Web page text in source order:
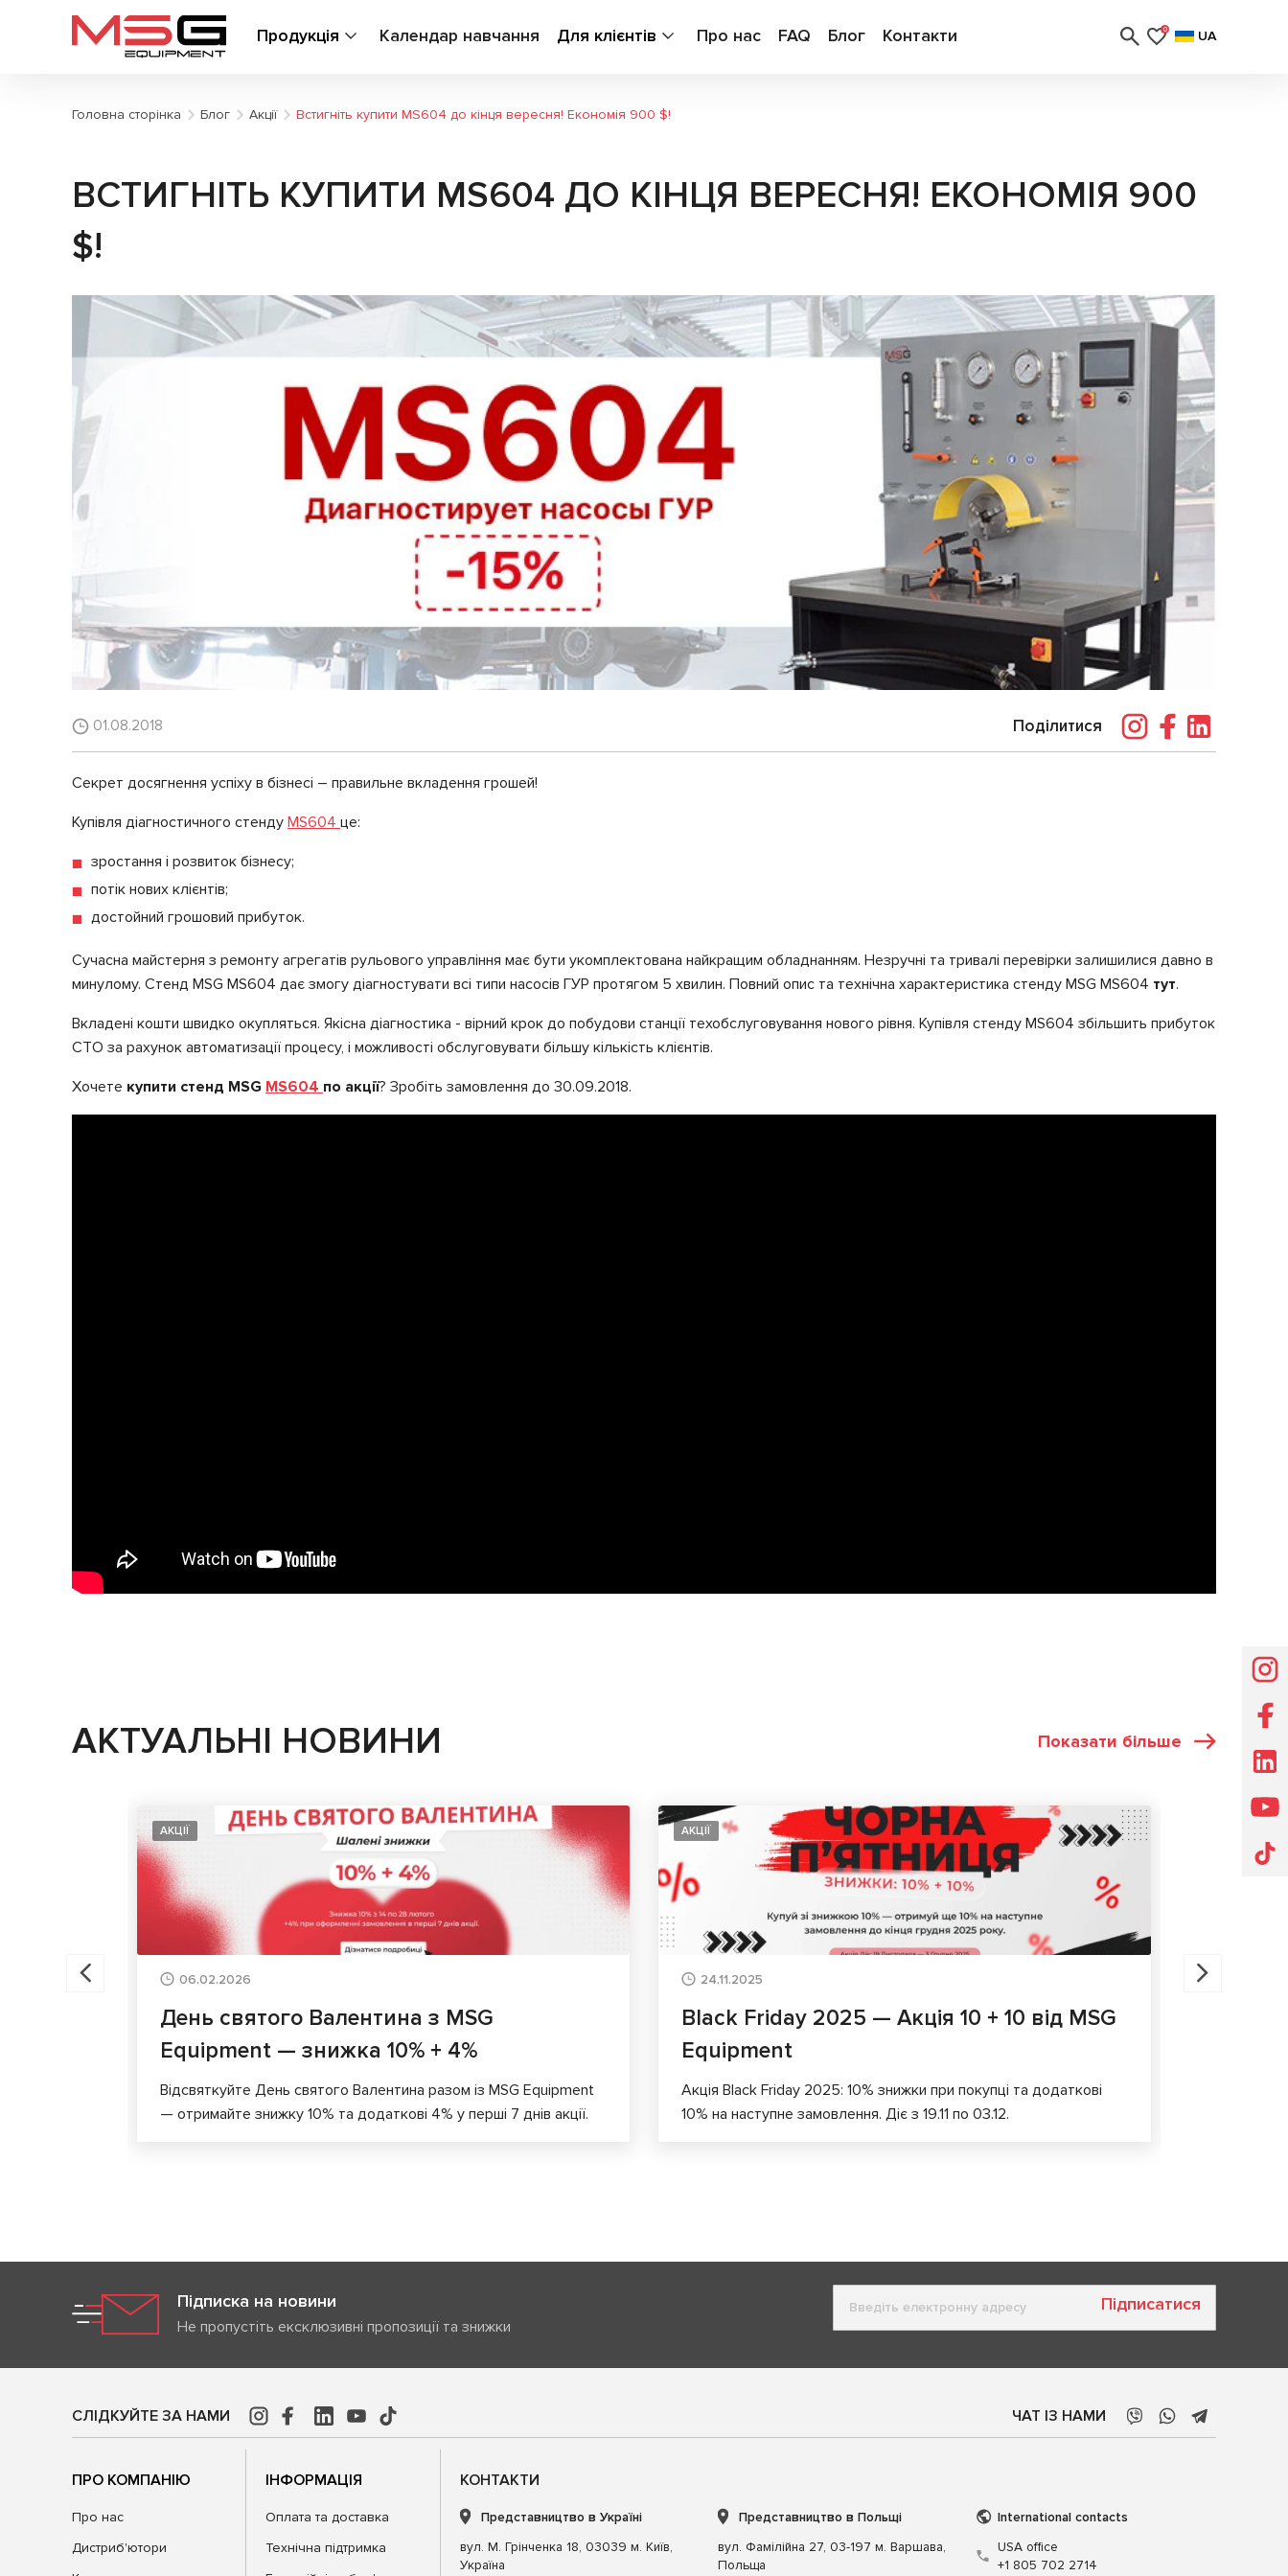
Продукція Календар навчання Для клієнтів Про нас FAQ Блог Контакти 0 UA
Головна сторінка Блог Акції Встигніть купити MS604 до кінця вересня! Економія 900 $!
ВСТИГНІТЬ КУПИТИ MS604 ДО КІНЦЯ ВЕРЕСНЯ! ЕКОНОМІЯ 900
$!
01.08.2018 Поділитися
Секрет досягнення успіху в бізнесі – правильне вкладення грошей!
Купівля діагностичного стенду MS604 це:
зростання і розвиток бізнесу;
потік нових клієнтів;
достойний грошовий прибуток.
Сучасна майстерня з ремонту агрегатів рульового управління має бути укомплектована найкращим обладнанням. Незручні та тривалі перевірки залишилися давно в
минулому. Стенд MSG MS604 дає змогу діагностувати всі типи насосів ГУР протягом 5 хвилин. Повний опис та технічна характеристика стенду MSG MS604 тут.
Вкладені кошти швидко окупляться. Якісна діагностика - вірний крок до побудови станції техобслуговування нового рівня. Купівля стенду MS604 збільшить прибуток
СТО за рахунок автоматизації процесу, і можливості обслуговувати більшу кількість клієнтів.
Хочете купити стенд MSG MS604 по акції? Зробіть замовлення до 30.09.2018.
АКТУАЛЬНІ НОВИНИ Показати більше
АКЦІЇ
06.02.2026
День святого Валентина з MSG
Equipment — знижка 10% + 4%
Відсвяткуйте День святого Валентина разом із MSG Equipment
— отримайте знижку 10% та додаткові 4% у перші 7 днів акції.
АКЦІЇ
24.11.2025
Black Friday 2025 — Акція 10 + 10 від MSG
Equipment
Акція Black Friday 2025: 10% знижки при покупці та додаткові
10% на наступне замовлення. Діє з 19.11 по 03.12.
Підписка на новини
Не пропустіть ексклюзивні пропозиції та знижки
Підписатися
СЛІДКУЙТЕ ЗА НАМИ ЧАТ ІЗ НАМИ
ПРО КОМПАНІЮ
Про нас
Дистриб'ютори
ІНФОРМАЦІЯ
Оплата та доставка
Технічна підтримка
КОНТАКТИ
Представництво в Україні
вул. М. Грінченка 18, 03039 м. Київ,
Україна
Представництво в Польщі
вул. Фамілійна 27, 03-197 м. Варшава,
Польща
International contacts
USA office
+1 805 702 2714